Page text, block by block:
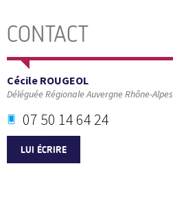
CONTACT
Cécile ROUGEOL
Déléguée Régionale Auvergne Rhône-Alpes
07 50 14 64 24
LUI ÉCRIRE